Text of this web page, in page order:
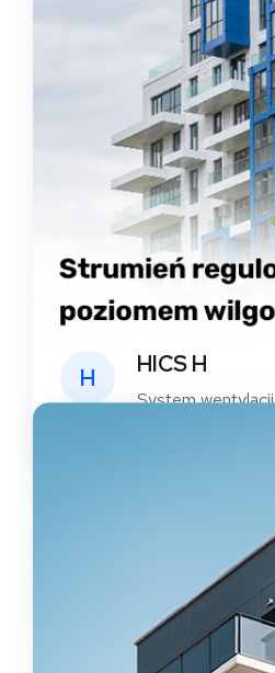
H HICS H
System wentylacji